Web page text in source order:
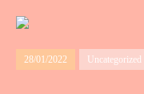
28/01/2022 Uncategorized